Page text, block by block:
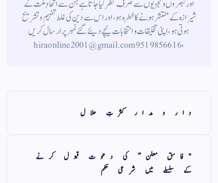
اورتبصروں وتجزیوں سے صَرفِ نظر کیا جاتاہے جن سے اتحادِ ملت کے
شیرازہ کے منتشر ہونے کاخطرہ ہو ، اور اس سے دین کی غلط تفہیم وتشریح
ہوتی ہو، اپنی تخلیقات و انتخابات نیچے دیئے گئے نمبر پر ارسال کریں
، 9519856616 hiraonline2001@gmail.com
دار و مدار کثرتِ حلال
"فاسق معلن” کی دعوت قبول کرنے
کے سلسلے میں شرعی حکم